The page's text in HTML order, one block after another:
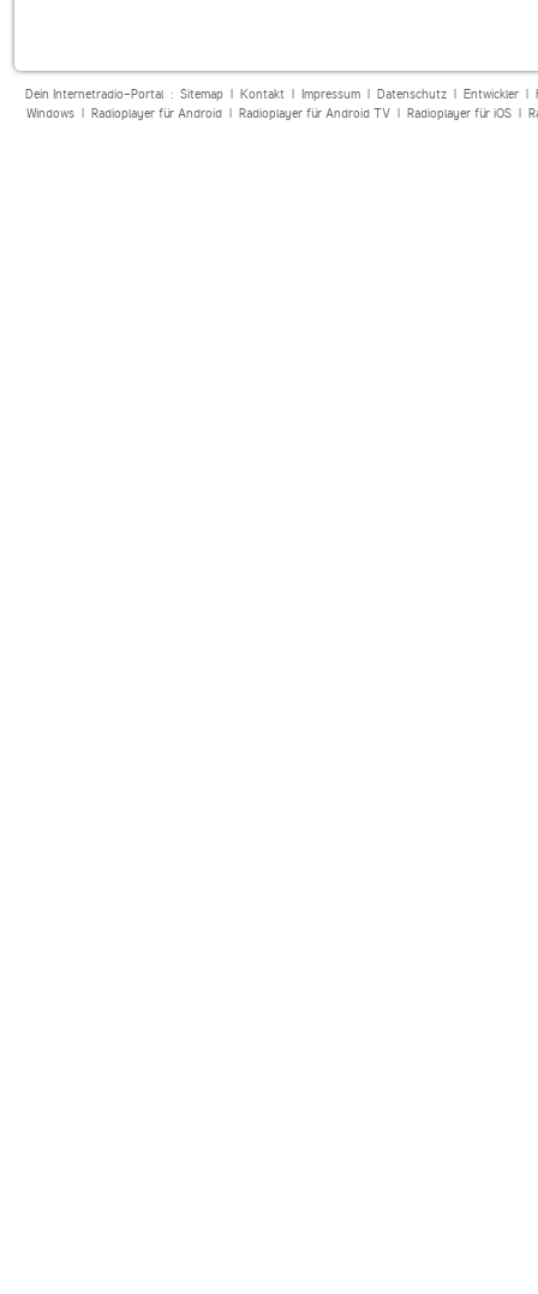
Dein Internetradio-Portal : Sitemap| Kontakt| Impressum| Datenschutz| Entwickler|
Windows| Radioplayer für Android| Radioplayer für Android TV| Radioplayer für iOS|